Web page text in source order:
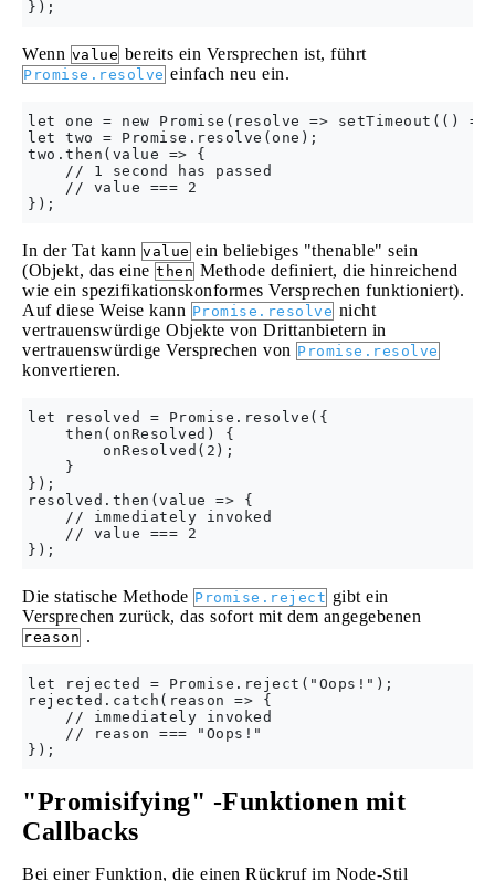
Wenn value bereits ein Versprechen ist, führt
Promise.resolve einfach neu ein.
let one = new Promise(resolve => setTimeout(()
let two = Promise.resolve(one);
two.then(value => {
    // 1 second has passed
    // value === 2
In der Tat kann value ein beliebiges "thenable" sein
(Objekt, das eine then Methode definiert, die hinreichend
wie ein spezifikationskonformes Versprechen funktioniert).
Auf diese Weise kann Promise.resolve nicht
vertrauenswürdige Objekte von Drittanbietern in
vertrauenswürdige Versprechen von Promise.resolve
konvertieren.
let resolved = Promise.resolve({
    then(onResolved) {
        onResolved(2);
    }
});
resolved.then(value => {
    // immediately invoked
    // value === 2
Die statische Methode Promise.reject gibt ein
Versprechen zurück, das sofort mit dem angegebenen
reason .
let rejected = Promise.reject("Oops!");
rejected.catch(reason => {
    // immediately invoked
    // reason === "Oops!"
"Promisifying" -Funktionen mit
Callbacks
Bei einer Funktion, die einen Rückruf im Node-Stil